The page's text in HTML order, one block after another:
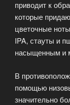
приводит к
которые
цветочные
IPA, стауты и
насыщенным и
В
помощью
значительно